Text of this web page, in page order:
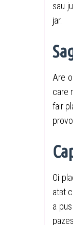
sau
jar.
Are
care
fair
Оi
atвt
a